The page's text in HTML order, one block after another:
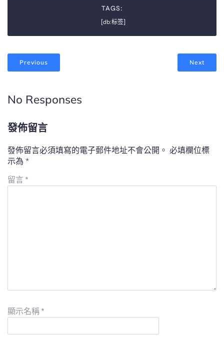
TAGS:
[db:标签]
Previous Next
No Responses
發佈留言
發佈留言必須填寫的電子郵件地址不會公開。 必填欄位標
示為 *
留言 *
顯示名稱 *